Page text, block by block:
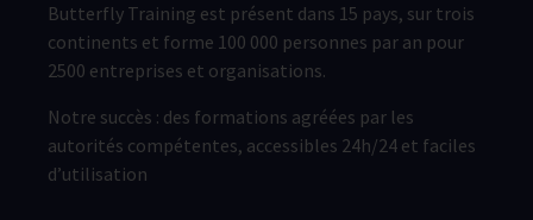
Butterfly Training est présent dans 15 pays, sur trois
continents et forme 100 000 personnes par an pour
2500 entreprises et organisations.
Notre succès : des formations agréées par les
autorités compétentes, accessibles 24h/24 et faciles
d’utilisation